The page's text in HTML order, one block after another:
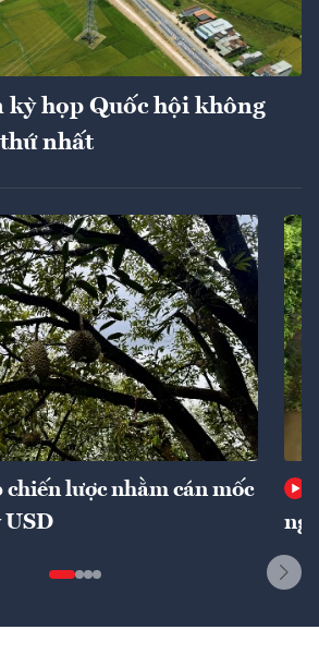
họp Quốc hội không
nhất
lược nhằm cán mốc
USD